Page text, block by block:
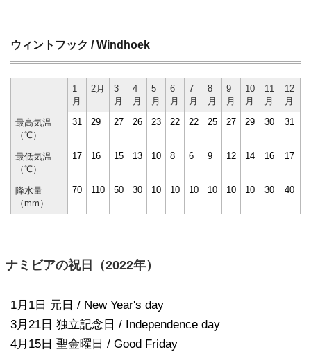
ウィントフック / Windhoek
1
月
2月
3
月
4
月
5
月
6
月
7
月
8
月
9
月
10
月
11
月
12
月
最高気温
（℃）
31 29 27 26 23 22 22 25 27 29 30 31
最低気温
（℃）
17 16 15 13 10 8 6 9 12 14 16 17
降水量
（mm）
70 110 50 30 10 10 10 10 10 10 30 40
ナミビアの祝日（2022年）
1月1日 元日 / New Year's day
3月21日 独立記念日 / Independence day
4月15日 聖金曜日 / Good Friday